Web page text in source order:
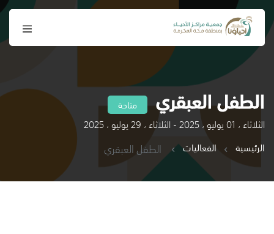
الطفل العبقري متاحة
الثلاثاء ، 01 يوليو ، 2025 - الثلاثاء ، 29 يوليو ، 2025
الرئيسية
الفعاليات الطفل العبقري